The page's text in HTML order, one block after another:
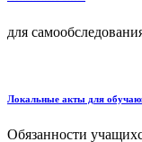
для
Локальные акты для
Обязанности